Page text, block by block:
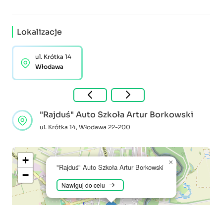
Lokalizacje
ul. Krótka 14
Włodawa
"Rajduś" Auto Szkoła Artur Borkowski
ul. Krótka 14, Włodawa 22-200
"Rajduś" Auto Szkoła Artur Borkowski
Nawiguj do celu
×
+
−